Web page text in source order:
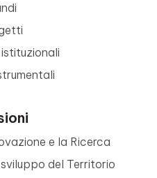
e la Ricerca
del Territorio